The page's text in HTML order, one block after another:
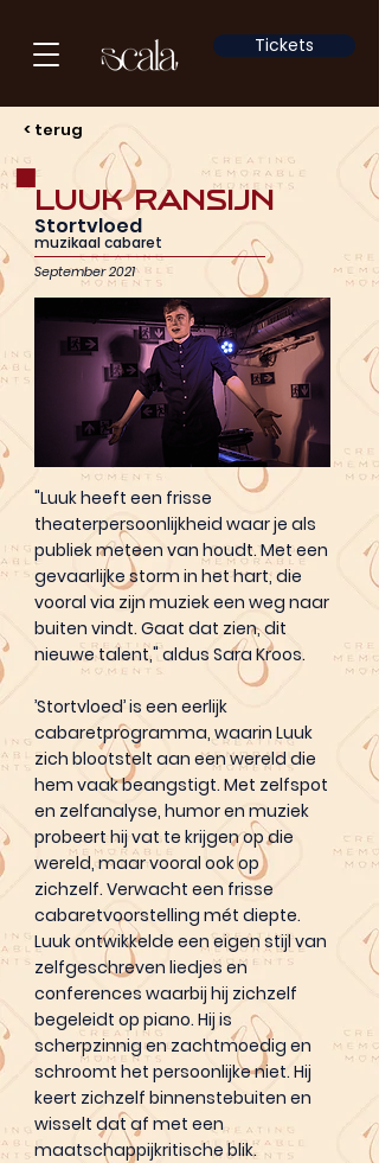
Tickets
< terug
Luuk Ransijn
Stortvloed
muzikaal cabaret
September 2021
"Luuk heeft een frisse
theaterpersoonlijkheid waar je als
publiek meteen van houdt. Met een
gevaarlijke storm in het hart, die
vooral via zijn muziek een weg naar
buiten vindt. Gaat dat zien, dit
nieuwe talent," aldus Sara Kroos.
’Stortvloed’ is een eerlijk
cabaretprogramma, waarin Luuk
zich blootstelt aan een wereld die
hem vaak beangstigt. Met zelfspot
en zelfanalyse, humor en muziek
probeert hij vat te krijgen op die
wereld, maar vooral ook op
zichzelf. Verwacht een frisse
cabaretvoorstelling mét diepte.
Luuk ontwikkelde een eigen stijl van
zelfgeschreven liedjes en
conferences waarbij hij zichzelf
begeleidt op piano. Hij is
scherpzinnig en zachtmoedig en
schroomt het persoonlijke niet. Hij
keert zichzelf binnenstebuiten en
wisselt dat af met een
maatschappijkritische blik.